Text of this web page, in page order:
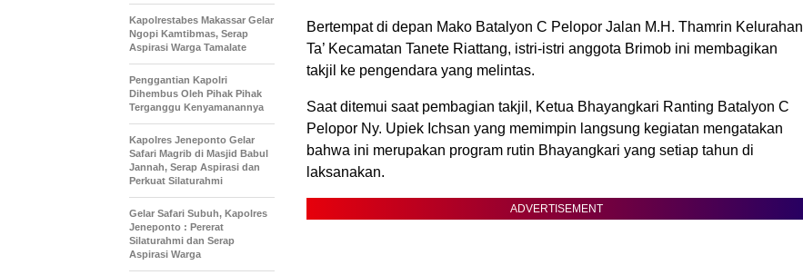
Bertempat di depan Mako Batalyon C Pelopor Jalan M.H. Thamrin Kelurahan
Ta’ Kecamatan Tanete Riattang, istri-istri anggota Brimob ini membagikan
takjil ke pengendara yang melintas.
Saat ditemui saat pembagian takjil, Ketua Bhayangkari Ranting Batalyon C
Pelopor Ny. Upiek Ichsan yang memimpin langsung kegiatan mengatakan
bahwa ini merupakan program rutin Bhayangkari yang setiap tahun di
laksanakan.
ADVERTISEMENT
Kapolrestabes Makassar Gelar
Ngopi Kamtibmas, Serap
Aspirasi Warga Tamalate
Penggantian Kapolri
Dihembus Oleh Pihak Pihak
Terganggu Kenyamanannya
Kapolres Jeneponto Gelar
Safari Magrib di Masjid Babul
Jannah, Serap Aspirasi dan
Perkuat Silaturahmi
Gelar Safari Subuh, Kapolres
Jeneponto : Pererat
Silaturahmi dan Serap
Aspirasi Warga